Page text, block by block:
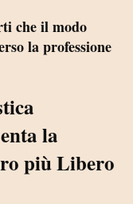
che il modo
la professione
la
più Libero